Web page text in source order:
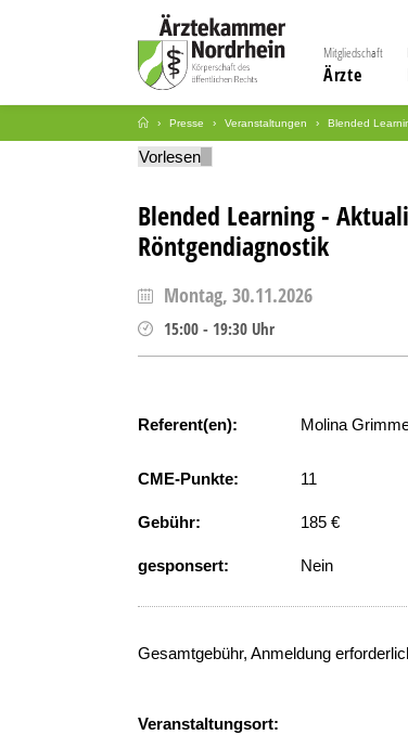
Mitgliedschaft
Ärzte
Presse Veranstaltungen Blended
Vorlesen
Blended Learning -
Röntgendiagnostik
Montag, 30.11.2026
15:00 - 19:30 Uhr
Referent(en): Molina
CME-Punkte: 11
Gebühr: 185 €
gesponsert: Nein
Gesamtgebühr, Anmeldung
Veranstaltungsort: